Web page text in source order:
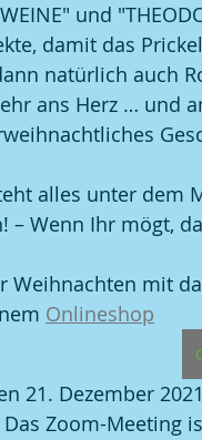
und
damit das
natürlich auch
ans Herz … und
alles unter dem
– Wenn Ihr mögt,
Weihnachten mit
Onlineshop
21. Dezember
Zoom-Meeting